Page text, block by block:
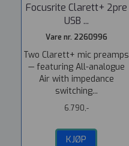
Focusrite Clarett+ 2pre
USB ...
Vare nr. 2260996
Two Clarett+ mic preamps
— featuring All-analogue
Air with impedance
switching...
6.790,-
KJØP